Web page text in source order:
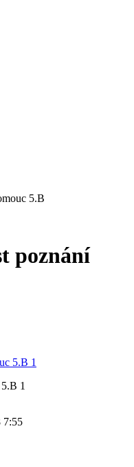
5.B
poznání
1
7:55